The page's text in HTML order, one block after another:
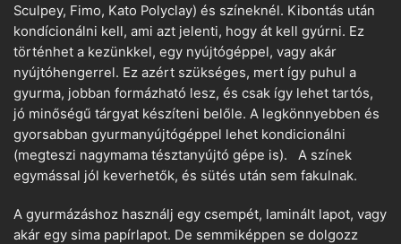
Sculpey, Fimo, Kato Polyclay) és színeknél. Kibontás után
kondícionálni kell, ami azt jelenti, hogy át kell gyúrni. Ez
történhet a kezünkkel, egy nyújtógéppel, vagy akár
nyújtóhengerrel. Ez azért szükséges, mert így puhul a
gyurma, jobban formázható lesz, és csak így lehet tartós,
jó minőségű tárgyat készíteni belőle. A legkönnyebben és
gyorsabban gyurmanyújtógéppel lehet kondicionálni
(megteszi nagymama tésztanyújtó gépe is). A színek
egymással jól keverhetők, és sütés után sem fakulnak.
A gyurmázáshoz használj egy csempét, laminált lapot, vagy
akár egy sima papírlapot. De semmiképpen se dolgozz